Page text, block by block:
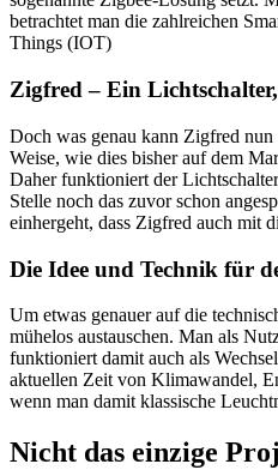
betrachtet man die zahlreichen
Things (IOT)
Zigfred – Ein
Doch was genau kann Zigfred
Weise, wie dies bisher auf dem
Daher funktioniert der
Stelle noch das zuvor schon
einhergeht, dass Zigfred auch mit
Die Idee und Technik für
Um etwas genauer auf die
mühelos austauschen. Man als
funktioniert damit auch als
aktuellen Zeit von Klimawandel,
wenn man damit klassische
Nicht das einzige